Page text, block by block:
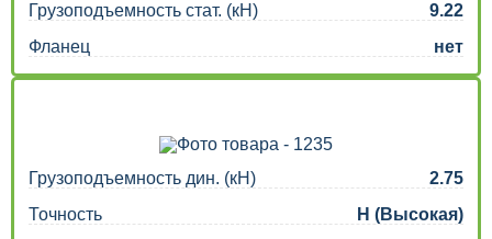
Грузоподъемность стат. (кН)
9.22
Фланец
нет
Грузоподъемность дин. (кН)
2.75
Точность
H (Высокая)